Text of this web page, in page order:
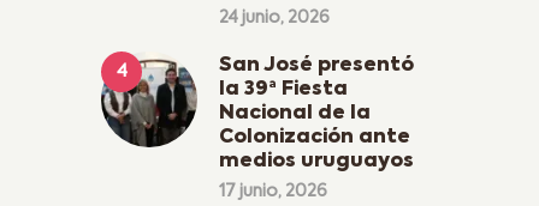
24 junio, 2026
San José presentó
la 39ª Fiesta
Nacional de la
Colonización ante
medios uruguayos
17 junio, 2026